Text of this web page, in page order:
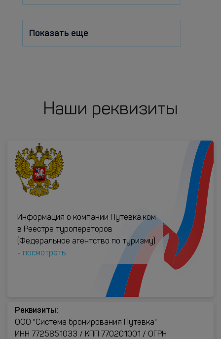
Показать еще
Наши реквизиты
Информация о компании Путевка.ком
в Реестре туроператоров
(Федеральное агентство по туризму)
- посмотреть
Реквизиты:
ООО "Система бронирования Путевка"
ИНН 7725851033 / КПП 770201001 / ОГРН